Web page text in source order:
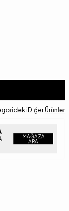
Diğer Ürünler
MAĞAZA
ARA